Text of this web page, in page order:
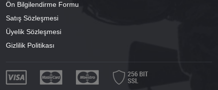
Ön Bilgilendirme Formu
Satış Sözleşmesi
Üyelik Sözleşmesi
Gizlilik Politikası